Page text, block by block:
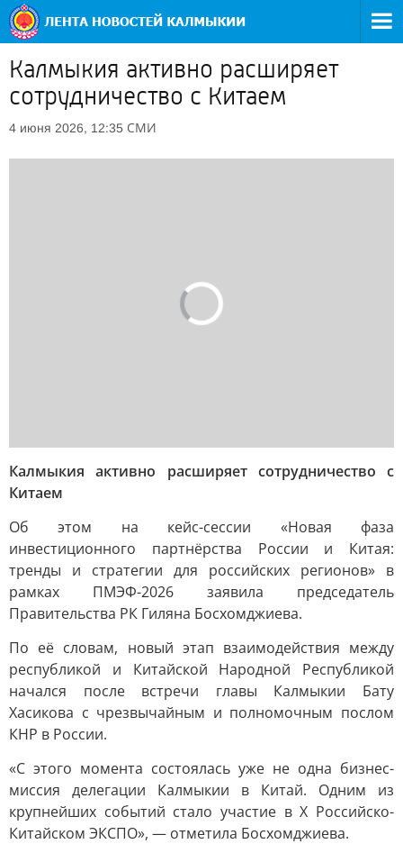
Калмыкия активно расширяет
сотрудничество с Китаем
4 июня 2026, 12:35 СМИ
Калмыкия активно расширяет сотрудничество с
Китаем
Об этом на кейс-сессии «Новая фаза
инвестиционного партнёрства России и Китая:
тренды и стратегии для российских регионов» в
рамках ПМЭФ-2026 заявила председатель
Правительства РК Гиляна Босхомджиева.
По её словам, новый этап взаимодействия между
республикой и Китайской Народной Республикой
начался после встречи главы Калмыкии Бату
Хасикова с чрезвычайным и полномочным послом
КНР в России.
«С этого момента состоялась уже не одна бизнес-
миссия делегации Калмыкии в Китай. Одним из
крупнейших событий стало участие в X Российско-
Китайском ЭКСПО», — отметила Босхомджиева.